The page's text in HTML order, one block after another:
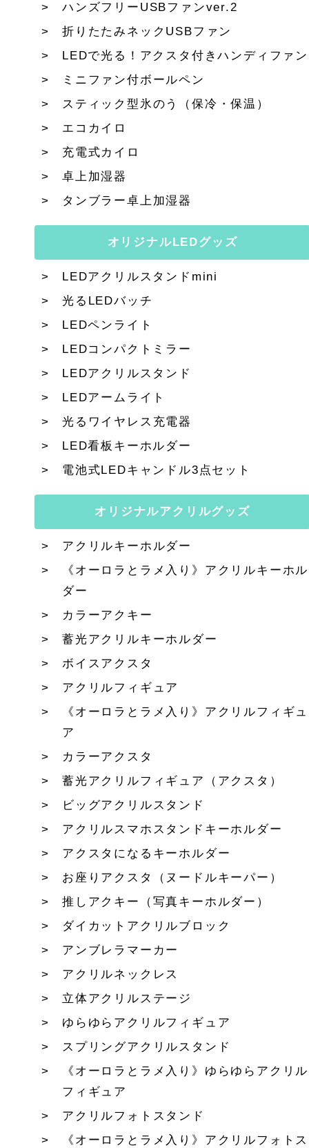
ハンズフリーUSBファンver.2
折りたたみネックUSBファン
LEDで光る！アクスタ付きハンディファン
ミニファン付ボールペン
スティック型氷のう（保冷・保温）
エコカイロ
充電式カイロ
卓上加湿器
タンブラー卓上加湿器
オリジナルLEDグッズ
LEDアクリルスタンドmini
光るLEDバッチ
LEDペンライト
LEDコンパクトミラー
LEDアクリルスタンド
LEDアームライト
光るワイヤレス充電器
LED看板キーホルダー
電池式LEDキャンドル3点セット
オリジナルアクリルグッズ
アクリルキーホルダー
《オーロラとラメ入り》アクリルキーホル
ダー
カラーアクキー
蓄光アクリルキーホルダー
ボイスアクスタ
アクリルフィギュア
《オーロラとラメ入り》アクリルフィギュ
ア
カラーアクスタ
蓄光アクリルフィギュア（アクスタ）
ビッグアクリルスタンド
アクリルスマホスタンドキーホルダー
アクスタになるキーホルダー
お座りアクスタ（ヌードルキーパー）
推しアクキー（写真キーホルダー）
ダイカットアクリルブロック
アンブレラマーカー
アクリルネックレス
立体アクリルステージ
ゆらゆらアクリルフィギュア
スプリングアクリルスタンド
《オーロラとラメ入り》ゆらゆらアクリル
フィギュア
アクリルフォトスタンド
《オーロラとラメ入り》アクリルフォトス